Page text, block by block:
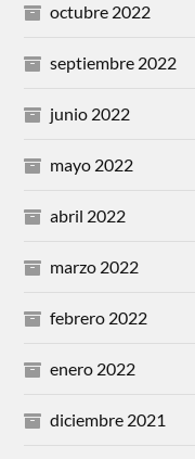
octubre 2022
septiembre 2022
junio 2022
mayo 2022
abril 2022
marzo 2022
febrero 2022
enero 2022
diciembre 2021